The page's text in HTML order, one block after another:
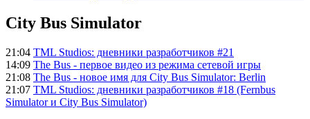
City Bus Simulator
21:04 TML Studios: дневники разработчиков #21
14:09 The Bus - первое видео из режима сетевой игры
21:08 The Bus - новое имя для City Bus Simulator: Berlin
21:07 TML Studios: дневники разработчиков #18 (Fernbus
Simulator и City Bus Simulator)